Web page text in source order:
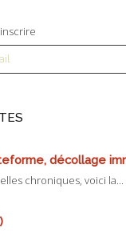
décollage
chroniques, voici la...